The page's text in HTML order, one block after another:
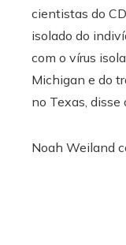
cientistas do
isolado do
com o vírus
Michigan e do
no Texas, disse
Noah Weiland